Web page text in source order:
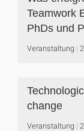
Teamwork
PhDs und
Veranstaltung
change
Veranstaltung